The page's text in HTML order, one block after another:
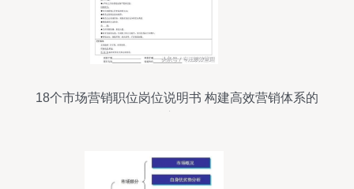
18个市场营销职位岗位说明书 构建高效营销体系的